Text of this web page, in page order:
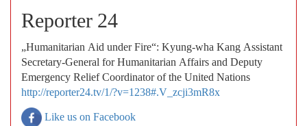
Reporter 24
„Humanitarian Aid under Fire“: Kyung-wha Kang Assistant
Secretary-General for Humanitarian Affairs and Deputy
Emergency Relief Coordinator of the United Nations
http://reporter24.tv/1/?v=1238#.V_zcji3mR8x
Like us on Facebook